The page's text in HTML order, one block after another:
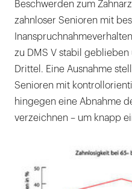
Beschwerden zum
zahnloser Senioren mit
zu DMS V stabil
Drittel. Eine Ausnahme
Senioren mit
hingegen eine Abnahme
verzeichnen – um knapp